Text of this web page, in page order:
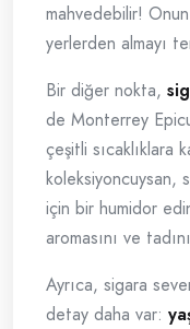
mahvedebilir!
yerlerden almayı
Bir diğer nokta,
de Monterrey
çeşitli sıcaklıklara
koleksiyoncuysan,
için bir humidor
aromasını ve
Ayrıca, sigara
detay daha var: